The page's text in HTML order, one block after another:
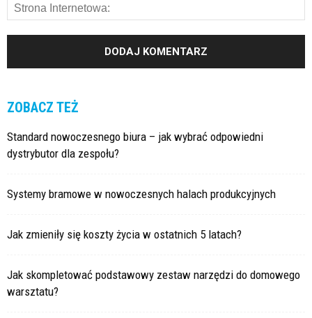
ZOBACZ TEŻ
Standard nowoczesnego biura – jak wybrać odpowiedni
dystrybutor dla zespołu?
Systemy bramowe w nowoczesnych halach produkcyjnych
Jak zmieniły się koszty życia w ostatnich 5 latach?
Jak skompletować podstawowy zestaw narzędzi do domowego
warsztatu?